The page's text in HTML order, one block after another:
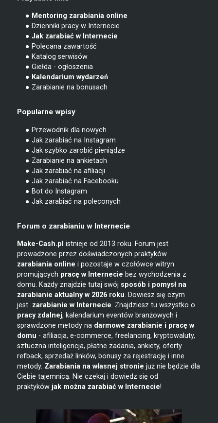
● Mentoring zarabiania online
● Dzienniki pracy w Internecie
● Jak zarabiać w Internecie
● Polecana zawartość
● Katalog serwisów
● Giełda - ogłoszenia
● Kalendarium wydarzeń
● Zarabianie na bonusach
Popularne wpisy
● Przewodnik dla nowych
● Jak zarabiać na Instagram
● Jak szybko zarobić pieniądze
● Zarabianie na ankietach
● Jak zarabiać na afiliacji
● Jak zarabiać na Facebooku
● Bot do Instagram
● Jak zarabiać na poleconych
Forum o zarabianiu w Internecie
Make-Cash.pl istnieje od 2013 roku. Forum jest
prowadzone przez doświadczonych praktyków
zarabiania online i pozostaje w czołówce witryn
promujących pracę w Internecie bez wychodzenia z
domu. Każdy znajdzie tutaj swój sposób i pomysł na
zarabianie aktualny w 2026 roku. Dowiesz się czym
jest zarabianie w Internecie. Znajdziesz tu wszystko o
pracy zdalnej, kalendarium eventów branżowych i
sprawdzone metody na darmowe zarabianie i pracę w
domu - afiliacja, e-commerce, freelancing, kryptowaluty,
sztuczna inteligencja, płatne zadania, ankiety, oferty
refback, sprzedaż linków, bonusy za rejestrację i inne
metody. Zarabiania na własnej stronie już nie będzie dla
Ciebie tajemnicą. Nie czekaj i dowiedz się od
praktyków jak można zarabiać w Internecie!